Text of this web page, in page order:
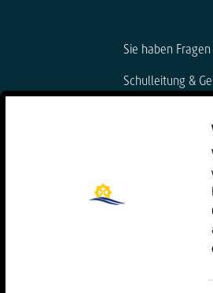
Sie haben
Schulleitung &
Telefon: 06421